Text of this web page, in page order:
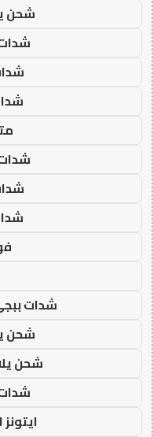
شحن
شدات
شحن
شحن